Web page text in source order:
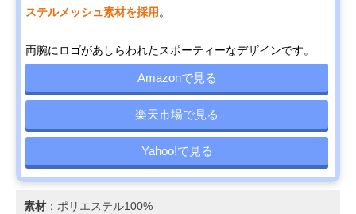
ステルメッシュ素材を採用 。
両腕にロゴがあしらわれたスポーティーなデザインです。
Amazonで見る
楽天市場で見る
Yahoo!で見る
素材 ：ポリエステル100%